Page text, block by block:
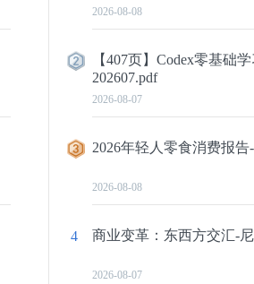
2026-08-08
【407页】Codex零基础
202607.pdf
2026-08-07
2026年轻人零食消费报
2026-08-08
4 商业变革：东西方交汇-
2026-08-07